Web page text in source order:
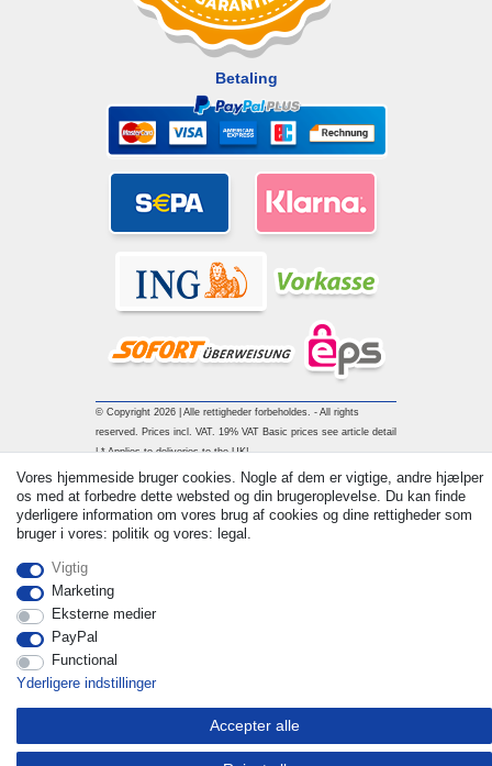
Betaling
© Copyright 2026 | Alle rettigheder forbeholdes. - All rights
reserved. Prices incl. VAT. 19% VAT Basic prices see article detail
| * Applies to deliveries to the UK!
Vores hjemmeside bruger cookies. Nogle af dem er vigtige, andre hjælper
os med at forbedre dette websted og din brugeroplevelse. Du kan finde
yderligere information om vores brug af cookies og dine rettigheder som
bruger i vores: politik og vores: legal.
Vigtig
Marketing
Eksterne medier
PayPal
Functional
Yderligere indstillinger
Accepter alle
Withdraw from contract here Kontakt